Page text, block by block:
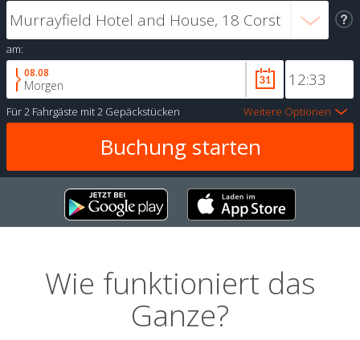
am:
08.08
Morgen
Für2 Fahrgäste mit2 Gepäckstücken Weitere Optionen
Wie funktioniert das
Ganze?